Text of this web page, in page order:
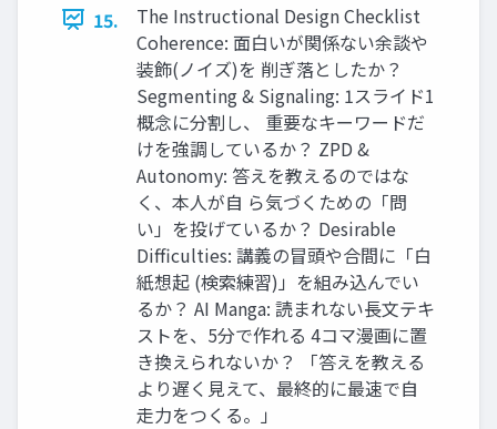
15.
The Instructional Design Checklist
Coherence: 面白いが関係ない余談や
装飾(ノイズ)を 削ぎ落としたか？
Segmenting & Signaling: 1スライド1
概念に分割し、 重要なキーワードだ
けを強調しているか？ ZPD &
Autonomy: 答えを教えるのではな
く、本人が自 ら気づくための「問
い」を投げているか？ Desirable
Difficulties: 講義の冒頭や合間に「白
紙想起 (検索練習)」を組み込んでい
るか？ AI Manga: 読まれない長文テキ
ストを、5分で作れる 4コマ漫画に置
き換えられないか？ 「答えを教える
より遅く見えて、最終的に最速で自
走力をつくる。」